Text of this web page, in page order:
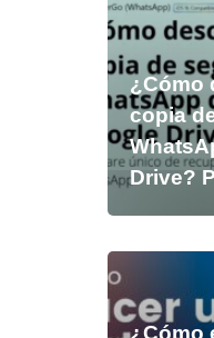
¿Cómo
copia
Drive?
¿Cómo